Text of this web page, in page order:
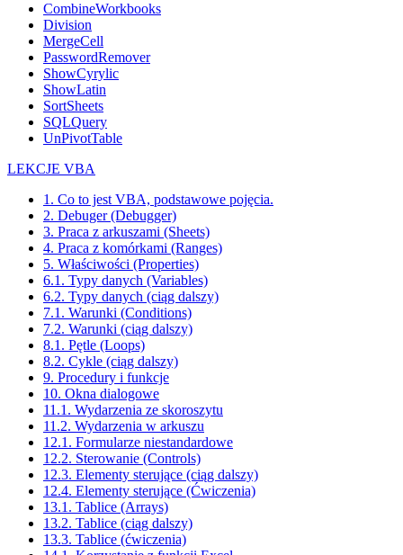
CombineWorkbooks
Division
MergeCell
PasswordRemover
ShowCyrylic
ShowLatin
SortSheets
SQLQuery
UnPivotTable
LEKCJE VBA
1. Co to jest VBA, podstawowe pojęcia.
2. Debuger (Debugger)
3. Praca z arkuszami (Sheets)
4. Praca z komórkami (Ranges)
5. Właściwości (Properties)
6.1. Typy danych (Variables)
6.2. Typy danych (ciąg dalszy)
7.1. Warunki (Conditions)
7.2. Warunki (ciąg dalszy)
8.1. Pętle (Loops)
8.2. Cykle (ciąg dalszy)
9. Procedury i funkcje
10. Okna dialogowe
11.1. Wydarzenia ze skoroszytu
11.2. Wydarzenia w arkuszu
12.1. Formularze niestandardowe
12.2. Sterowanie (Controls)
12.3. Elementy sterujące (ciąg dalszy)
12.4. Elementy sterujące (Ćwiczenia)
13.1. Tablice (Arrays)
13.2. Tablice (ciąg dalszy)
13.3. Tablice (ćwiczenia)